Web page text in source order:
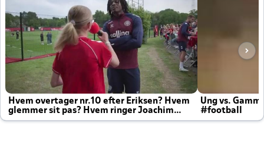
Hvem overtager nr.10 efter Eriksen? Hvem
glemmer sit pas? Hvem ringer Joachim
altid til efter kampe?
Ung vs.
#football